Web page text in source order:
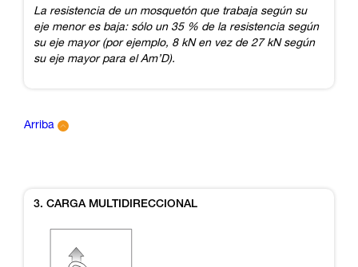
La resistencia de un mosquetón que trabaja según su
eje menor es baja: sólo un 35 % de la resistencia según
su eje mayor (por ejemplo, 8 kN en vez de 27 kN según
su eje mayor para el Am’D).
Arriba
3. CARGA MULTIDIRECCIONAL